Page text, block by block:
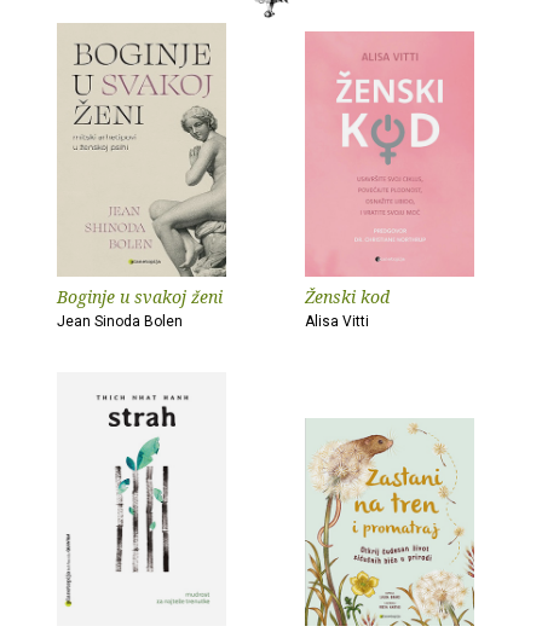
Boginje u svakoj ženi
Jean Sinoda Bolen
Ženski kod
Alisa Vitti